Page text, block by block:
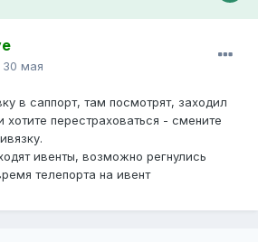
30 мая
в саппорт, там посмотрят, заходил
хотите перестраховаться - смените
ивенты, возможно регнулись
телепорта на ивент